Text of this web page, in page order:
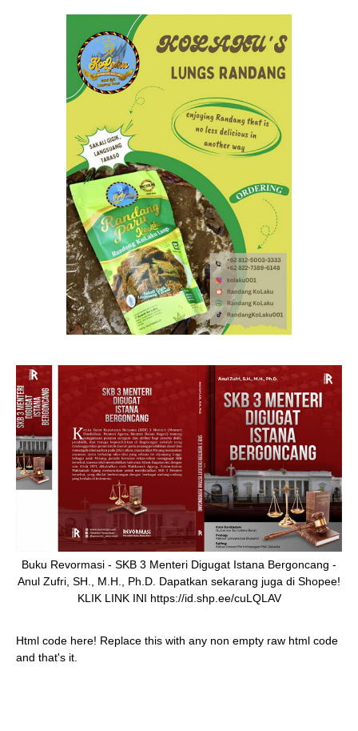
Buku Revormasi - SKB 3 Menteri Digugat Istana Bergoncang -
Anul Zufri, SH., M.H., Ph.D. Dapatkan sekarang juga di Shopee!
KLIK LINK INI https://id.shp.ee/cuLQLAV
Html code here! Replace this with any non empty raw html code
and that's it.